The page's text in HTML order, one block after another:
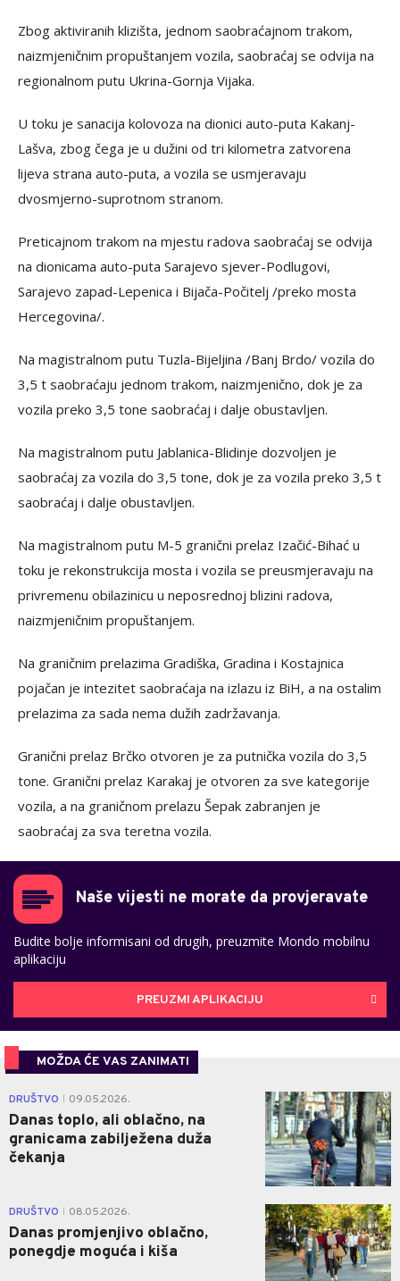
Zbog aktiviranih klizišta, jednom saobraćajnom trakom,
naizmjeničnim propuštanjem vozila, saobraćaj se odvija na
regionalnom putu Ukrina-Gornja Vijaka.
U toku je sanacija kolovoza na dionici auto-puta Kakanj-
Lašva, zbog čega je u dužini od tri kilometra zatvorena
lijeva strana auto-puta, a vozila se usmjeravaju
dvosmjerno-suprotnom stranom.
Preticajnom trakom na mjestu radova saobraćaj se odvija
na dionicama auto-puta Sarajevo sjever-Podlugovi,
Sarajevo zapad-Lepenica i Bijača-Počitelj /preko mosta
Hercegovina/.
Na magistralnom putu Tuzla-Bijeljina /Banj Brdo/ vozila do
3,5 t saobraćaju jednom trakom, naizmjenično, dok je za
vozila preko 3,5 tone saobraćaj i dalje obustavljen.
Na magistralnom putu Jablanica-Blidinje dozvoljen je
saobraćaj za vozila do 3,5 tone, dok je za vozila preko 3,5 t
saobraćaj i dalje obustavljen.
Na magistralnom putu M-5 granični prelaz Izačić-Bihać u
toku je rekonstrukcija mosta i vozila se preusmjeravaju na
privremenu obilazinicu u neposrednoj blizini radova,
naizmjeničnim propuštanjem.
Na graničnim prelazima Gradiška, Gradina i Kostajnica
pojačan je intezitet saobraćaja na izlazu iz BiH, a na ostalim
prelazima za sada nema dužih zadržavanja.
Granični prelaz Brčko otvoren je za putnička vozila do 3,5
tone. Granični prelaz Karakaj je otvoren za sve kategorije
vozila, a na graničnom prelazu Šepak zabranjen je
saobraćaj za sva teretna vozila.
Naše vijesti ne morate da provjeravate
Budite bolje informisani od drugih, preuzmite Mondo mobilnu
aplikaciju
PREUZMI APLIKACIJU
MOŽDA ĆE VAS ZANIMATI
DRUŠTVO 09.05.2026.
Danas toplo, ali oblačno, na
granicama zabilježena duža
čekanja
0
DRUŠTVO 08.05.2026.
Danas promjenjivo oblačno,
ponegdje moguća i kiša
0